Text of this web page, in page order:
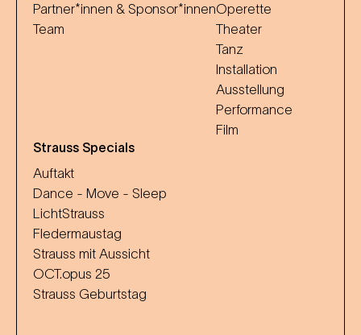
Partner*innen & Sponsor*innen
Team
Operette
Theater
Tanz
Installation
Ausstellung
Performance
Film
Strauss Specials
Auftakt
Dance - Move - Sleep
LichtStrauss
Fledermaustag
Strauss mit Aussicht
OCT.opus 25
Strauss Geburtstag